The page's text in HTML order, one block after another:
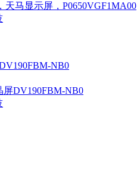
天马显示屏，P0650VGF1MA00
屏DV190FBM-NB0